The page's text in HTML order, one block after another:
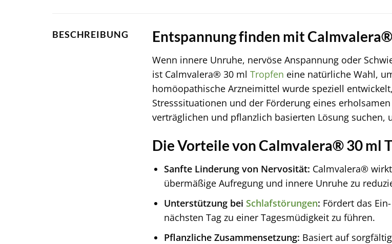
BESCHREIBUNG Entspannung finden mit
Wenn innere Unruhe, nervöse Anspannung oder
ist Calmvalera® 30 ml Tropfen eine natürliche Wahl,
homöopathische Arzneimittel wurde speziell
Stresssituationen und der Förderung eines
verträglichen und pflanzlich basierten Lösung suchen,
Die Vorteile von Calmvalera® 30 ml
Sanfte Linderung von Nervosität: Calmvalera®
übermäßige Aufregung und innere Unruhe zu
Unterstützung bei Schlafstörungen: Fördert das
nächsten Tag zu einer Tagesmüdigkeit zu führen.
Pflanzliche Zusammensetzung: Basiert auf